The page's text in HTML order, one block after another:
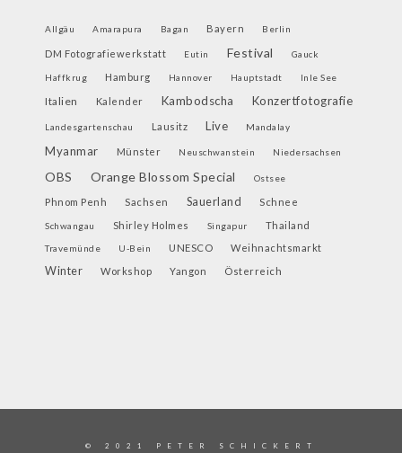
Allgäu Amarapura Bagan Bayern Berlin
DM Fotografiewerkstatt Eutin Festival Gauck
Haffkrug Hamburg Hannover Hauptstadt Inle See
Italien Kalender Kambodscha Konzertfotografie
Landesgartenschau Lausitz Live Mandalay
Myanmar Münster Neuschwanstein Niedersachsen
OBS Orange Blossom Special Ostsee
Phnom Penh Sachsen Sauerland Schnee
Schwangau Shirley Holmes Singapur Thailand
Travemünde U-Bein UNESCO Weihnachtsmarkt
Winter Workshop Yangon Österreich
© 2021 PETER SCHICKERT